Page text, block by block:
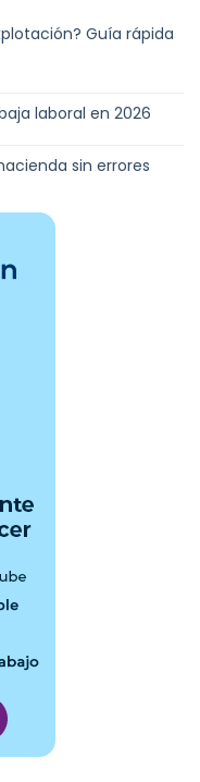
Guía rápida
laboral en 2026
sin errores